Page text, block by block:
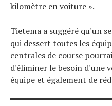
kilomètre en voiture ».
Tietema a suggéré qu'un
qui dessert toutes les
centrales de course
d'éliminer le besoin d'une
équipe et également de